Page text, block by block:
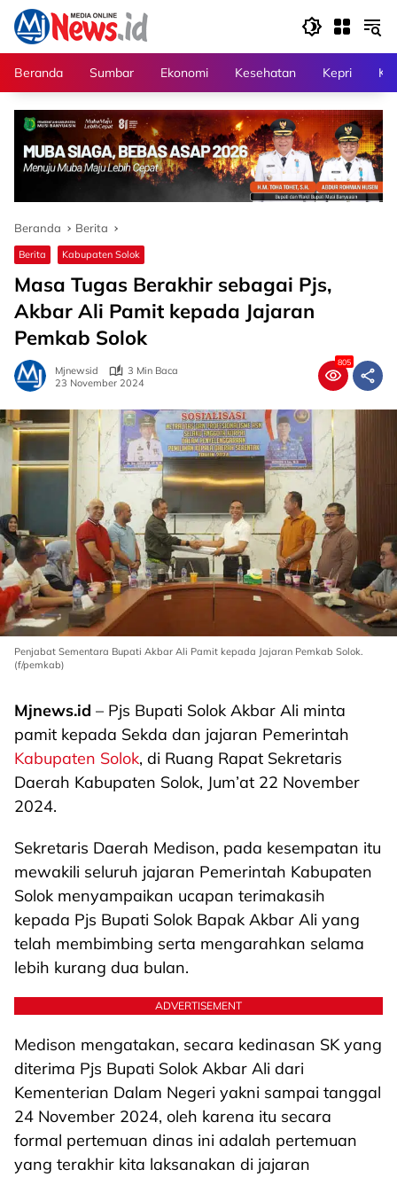
Langsung
konten
Beranda
Sumbar Ekonomi Kesehatan Kepri
Beranda Berita
Berita Kabupaten Solok
Masa Tugas Berakhir sebagai Pjs,
Akbar Ali Pamit kepada Jajaran
Pemkab Solok
Mjnewsid
3 Min Baca
23 November 2024
805
Penjabat Sementara Bupati Akbar Ali Pamit kepada Jajaran Pemkab Solok.
(f/pemkab)
Mjnews.id – Pjs Bupati Solok Akbar Ali minta
pamit kepada Sekda dan jajaran Pemerintah
Kabupaten Solok, di Ruang Rapat Sekretaris
Daerah Kabupaten Solok, Jum’at 22 November
2024.
Sekretaris Daerah Medison, pada kesempatan itu
mewakili seluruh jajaran Pemerintah Kabupaten
Solok menyampaikan ucapan terimakasih
kepada Pjs Bupati Solok Bapak Akbar Ali yang
telah membimbing serta mengarahkan selama
lebih kurang dua bulan.
ADVERTISEMENT
Medison mengatakan, secara kedinasan SK yang
diterima Pjs Bupati Solok Akbar Ali dari
Kementerian Dalam Negeri yakni sampai tanggal
24 November 2024, oleh karena itu secara
formal pertemuan dinas ini adalah pertemuan
yang terakhir kita laksanakan di jajaran